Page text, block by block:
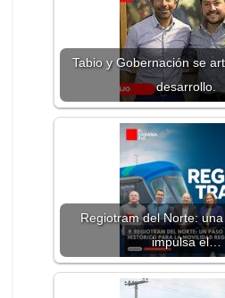
Tabio y Gobernación se
desarrollo.
Regiotram del Norte:
impulsa el…